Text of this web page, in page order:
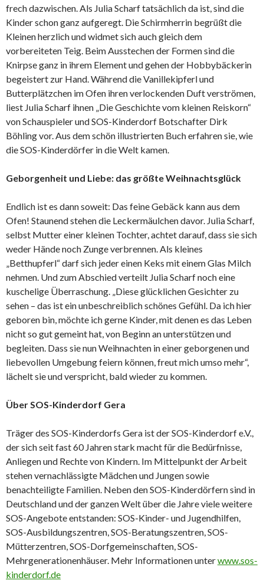
frech dazwischen. Als Julia Scharf tatsächlich da ist, sind die
Kinder schon ganz aufgeregt. Die Schirmherrin begrüßt die
Kleinen herzlich und widmet sich auch gleich dem
vorbereiteten Teig. Beim Ausstechen der Formen sind die
Knirpse ganz in ihrem Element und gehen der Hobbybäckerin
begeistert zur Hand. Während die Vanillekipferl und
Butterplätzchen im Ofen ihren verlockenden Duft verströmen,
liest Julia Scharf ihnen „Die Geschichte vom kleinen Reiskorn“
von Schauspieler und SOS-Kinderdorf Botschafter Dirk
Böhling vor. Aus dem schön illustrierten Buch erfahren sie, wie
die SOS-Kinderdörfer in die Welt kamen.
Geborgenheit und Liebe: das größte Weihnachtsglück
Endlich ist es dann soweit: Das feine Gebäck kann aus dem
Ofen! Staunend stehen die Leckermäulchen davor. Julia Scharf,
selbst Mutter einer kleinen Tochter, achtet darauf, dass sie sich
weder Hände noch Zunge verbrennen. Als kleines
„Betthupferl“ darf sich jeder einen Keks mit einem Glas Milch
nehmen. Und zum Abschied verteilt Julia Scharf noch eine
kuschelige Überraschung. „Diese glücklichen Gesichter zu
sehen – das ist ein unbeschreiblich schönes Gefühl. Da ich hier
geboren bin, möchte ich gerne Kinder, mit denen es das Leben
nicht so gut gemeint hat, von Beginn an unterstützen und
begleiten. Dass sie nun Weihnachten in einer geborgenen und
liebevollen Umgebung feiern können, freut mich umso mehr“,
lächelt sie und verspricht, bald wieder zu kommen.
Über SOS-Kinderdorf Gera
Träger des SOS-Kinderdorfs Gera ist der SOS-Kinderdorf e.V.,
der sich seit fast 60 Jahren stark macht für die Bedürfnisse,
Anliegen und Rechte von Kindern. Im Mittelpunkt der Arbeit
stehen vernachlässigte Mädchen und Jungen sowie
benachteiligte Familien. Neben den SOS-Kinderdörfern sind in
Deutschland und der ganzen Welt über die Jahre viele weitere
SOS-Angebote entstanden: SOS-Kinder- und Jugendhilfen,
SOS-Ausbildungszentren, SOS-Beratungszentren, SOS-
Mütterzentren, SOS-Dorfgemeinschaften, SOS-
Mehrgenerationenhäuser. Mehr Informationen unterwww.sos-
kinderdorf.de